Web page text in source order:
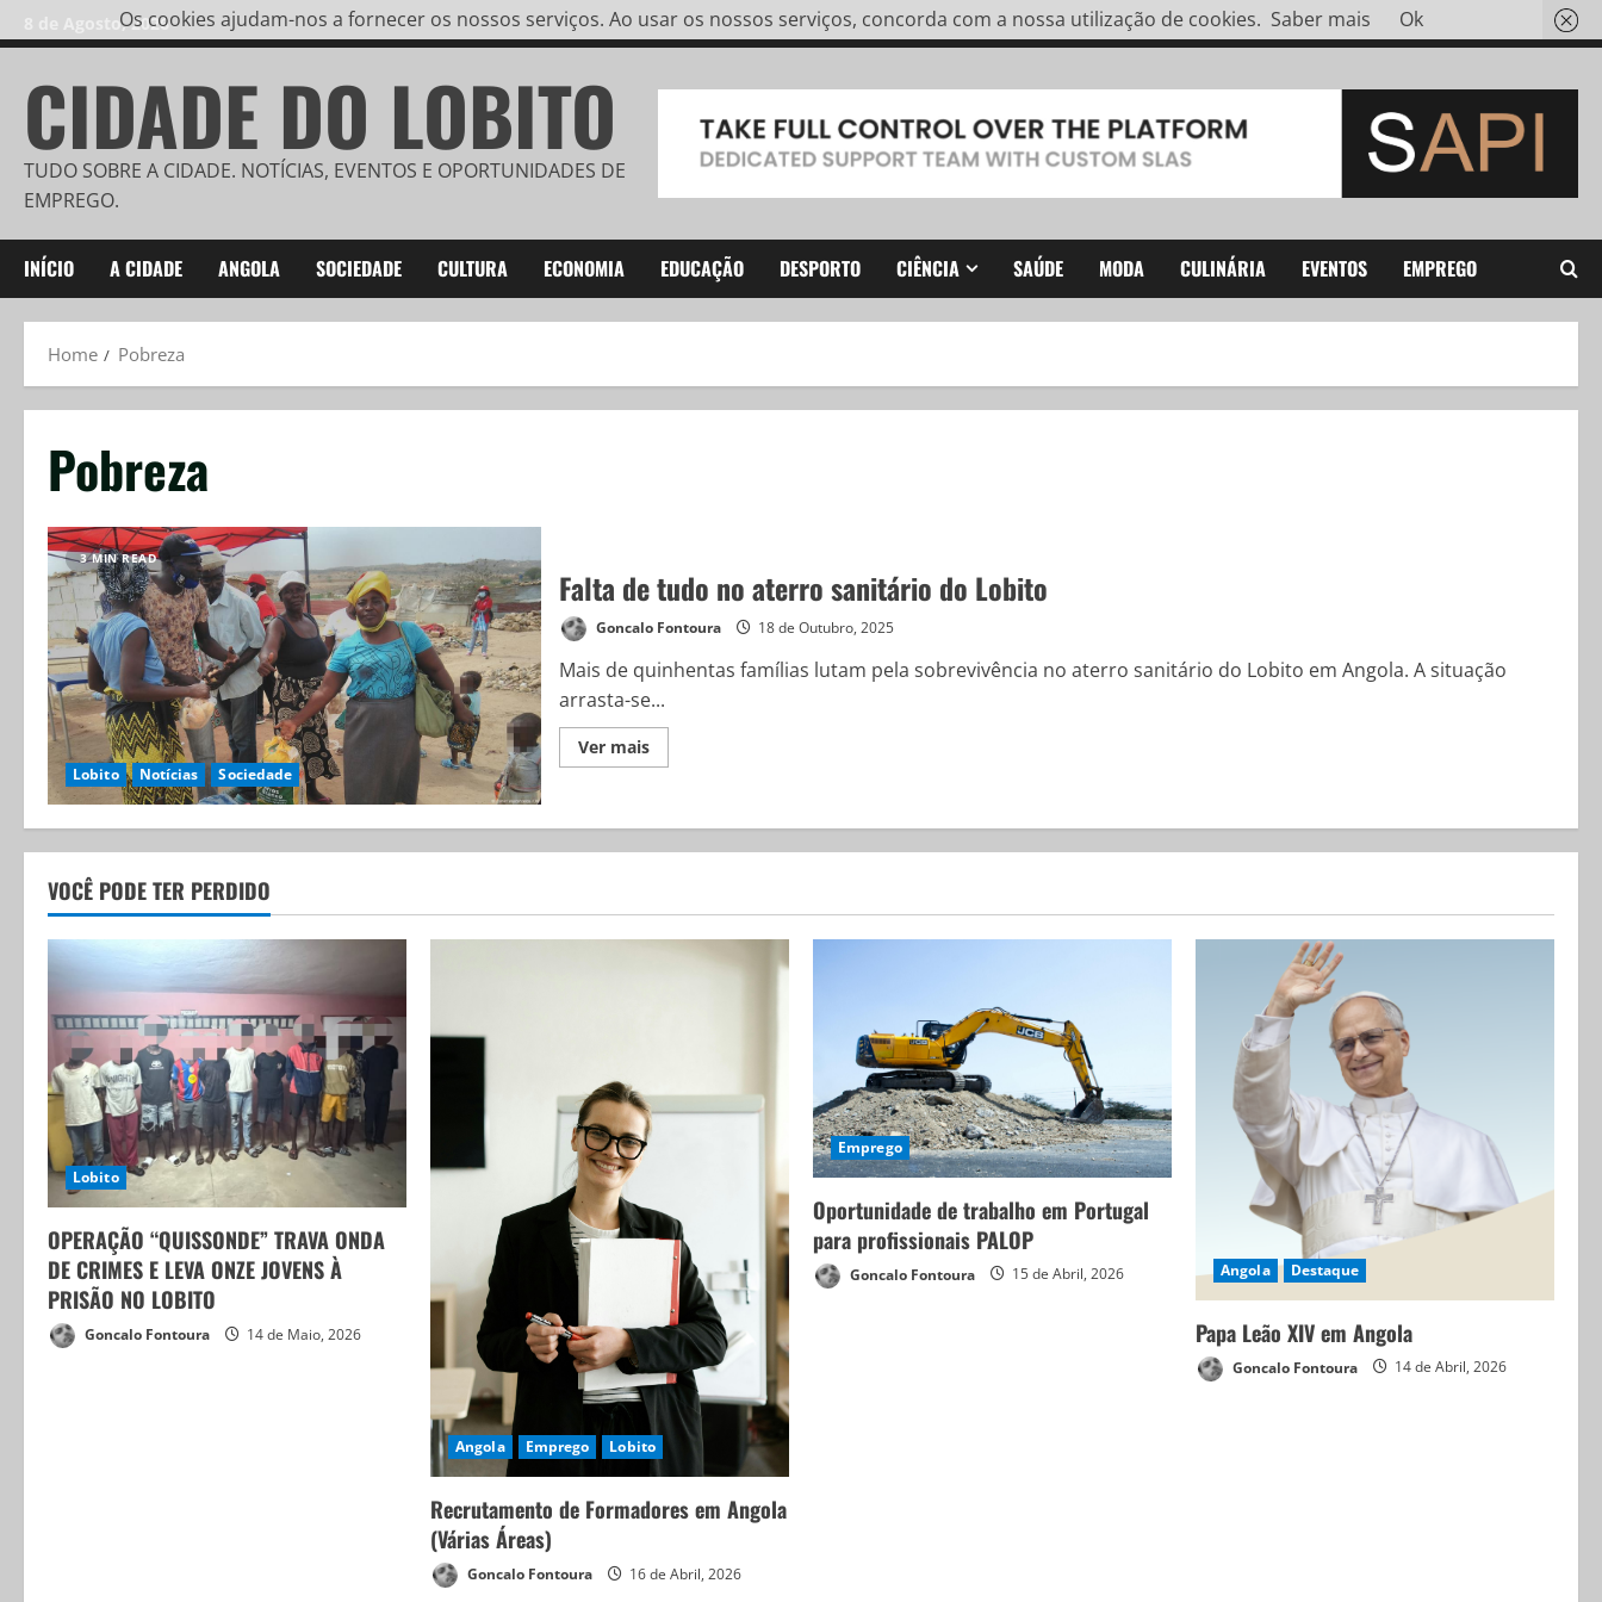
8 de Agosto, 2026
CIDADE DO LOBITO
TUDO SOBRE A CIDADE. NOTÍCIAS, EVENTOS E OPORTUNIDADES DE
EMPREGO.
INÍCIO A CIDADE ANGOLA SOCIEDADE CULTURA ECONOMIA EDUCAÇÃO DESPORTO CIÊNCIA SAÚDE MODA CULINÁRIA EVENTOS EMPREGO
Home Pobreza
Pobreza
3 MIN READ
Lobito Notícias Sociedade
Falta de tudo no aterro sanitário do Lobito
Goncalo Fontoura 18 de Outubro, 2025
Mais de quinhentas famílias lutam pela sobrevivência no aterro sanitário do Lobito em Angola. A situação
arrasta-se...
Ver mais
VOCÊ PODE TER PERDIDO
Lobito
OPERAÇÃO “QUISSONDE” TRAVA ONDA
DE CRIMES E LEVA ONZE JOVENS À
PRISÃO NO LOBITO
Goncalo Fontoura 14 de Maio, 2026
Angola Emprego Lobito
Recrutamento de Formadores em Angola
(Várias Áreas)
Goncalo Fontoura 16 de Abril, 2026
Emprego
Oportunidade de trabalho em Portugal
para profissionais PALOP
Goncalo Fontoura 15 de Abril, 2026 Angola Destaque
Papa Leão XIV em Angola
Goncalo Fontoura 14 de Abril, 2026
Os cookies ajudam-nos a fornecer os nossos serviços. Ao usar os nossos serviços, concorda com a nossa utilização de cookies. Saber mais Ok